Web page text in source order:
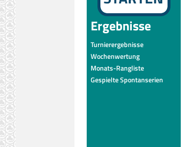
Ergebnisse
Turnierergebnisse
Wochenwertung
Monats-Rangliste
Gespielte Spontanserien